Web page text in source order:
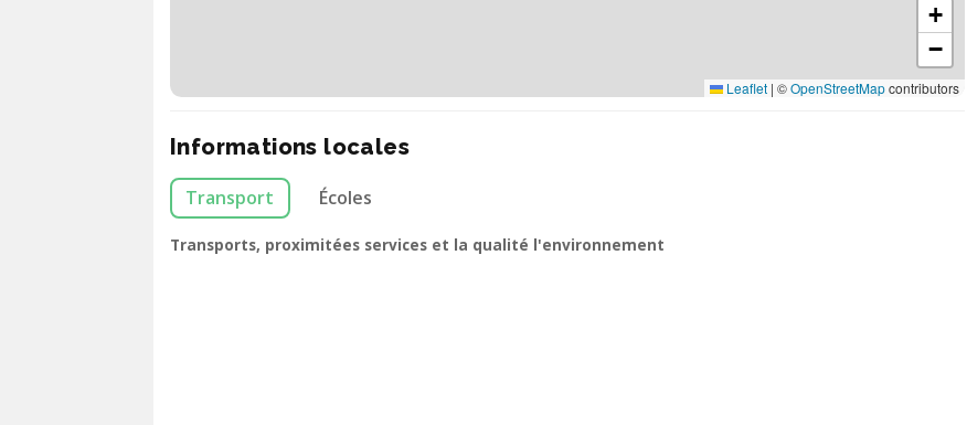
+
−
Leaflet | ©OpenStreetMapcontributors
Informations locales
Transport Écoles
Transports, proximitées services et la qualité l'environnement